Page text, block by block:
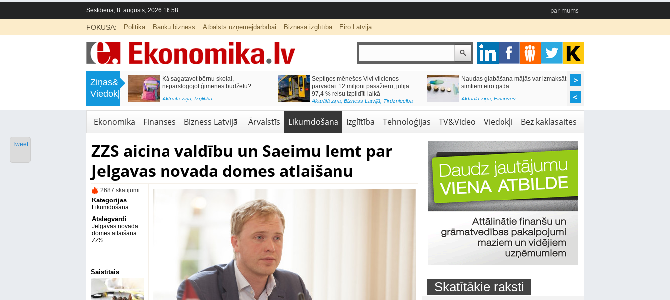
Sestdiena, 8. augusts, 2026 16:58 par mums
FOKUSĀ: Politika Banku bizness Atbalsts uzņēmējdarbībai Biznesa izglītība Eiro Latvijā
Ziņas&
Viedokļi
Labklājības ministrija rosina reformēt
un būtiski uzlabot vecāku pabalstu
Kā sagatavot bērnu skolai,
nepārslogojot ģimenes budžetu?
Aktuālā ziņa, Izglītība
Septiņos mēnešos Vivi vilcienos
pārvadāti 12 miljoni pasažieru; jūlijā
97,4 % reisu izpildīti laikā
Aktuālā ziņa, Bizness Latvijā, Tirdzniecība
Naudas glabāšana mājās var izmaksāt
simtiem eiro gadā
Aktuālā ziņa, Finanses
Ekonomika Finanses Bizness Latvijā Ārvalstīs Likumdošana Izglītība Tehnoloģijas TV&Video Viedokļi Bez kaklasaites
ZZS aicina valdību un Saeimu lemt par
Jelgavas novada domes atlaišanu
2687 skatījumi
Kategorijas
Likumdošana
Atslēgvārdi
Jelgavas novada
domes atlaišana
ZZS
Saistītais
Skatītākie raksti
Tweet